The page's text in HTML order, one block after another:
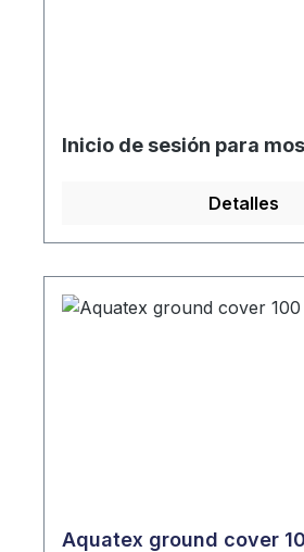
Inicio de sesión para
Detalles
Aquatex ground cover